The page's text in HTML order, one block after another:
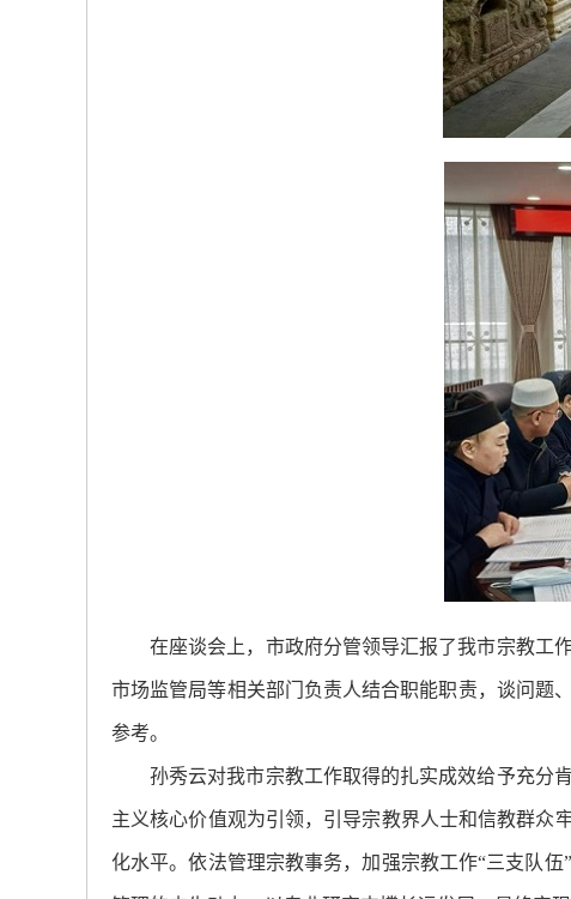
在座谈会上，市政府分管领导汇报了我市宗教工
市场监管局等相关部门负责人结合职能职责，谈问题
参考。
孙秀云对我市宗教工作取得的扎实成效给予充分
主义核心价值观为引领，引导宗教界人士和信教群众
化水平。依法管理宗教事务，加强宗教工作“三支队